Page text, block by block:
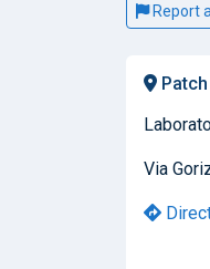
Report
Via